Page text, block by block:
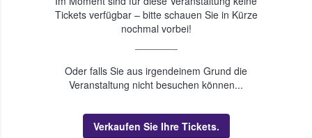
Tickets verfügbar – bitte schauen Sie in Kürze
nochmal vorbei!
Oder falls Sie aus irgendeinem Grund die
Veranstaltung nicht besuchen können...
Verkaufen Sie Ihre Tickets.